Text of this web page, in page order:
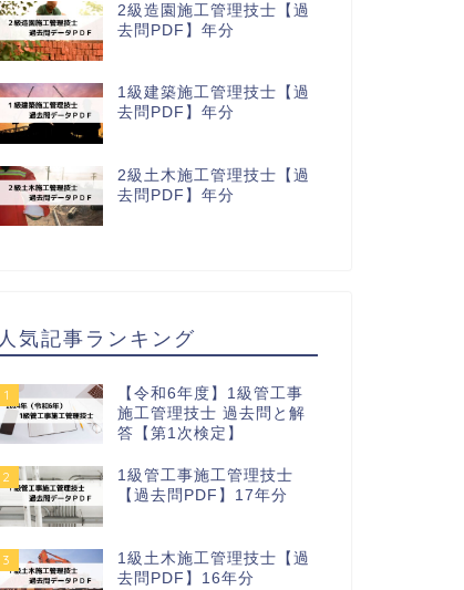
2級造園施工管理技士【過
去問PDF】年分
1級建築施工管理技士【過
去問PDF】年分
2級土木施工管理技士【過
去問PDF】年分
人気記事ランキング
1
【令和6年度】1級管工事
施工管理技士 過去問と解
答【第1次検定】
2
1級管工事施工管理技士
【過去問PDF】17年分
3
1級土木施工管理技士【過
去問PDF】16年分